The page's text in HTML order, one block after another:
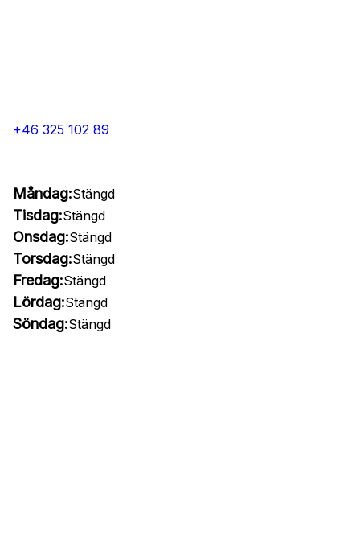
+46 325 102 89
Måndag:Stängd
Tisdag:Stängd
Onsdag:Stängd
Torsdag:Stängd
Fredag:Stängd
Lördag:Stängd
Söndag:Stängd